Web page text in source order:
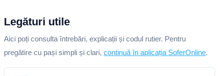
Legături utile
Aici poți consulta întrebări, explicații și codul rutier. Pentru
pregătire cu pași simpli și clari, continuă în aplicația SoferOnline.